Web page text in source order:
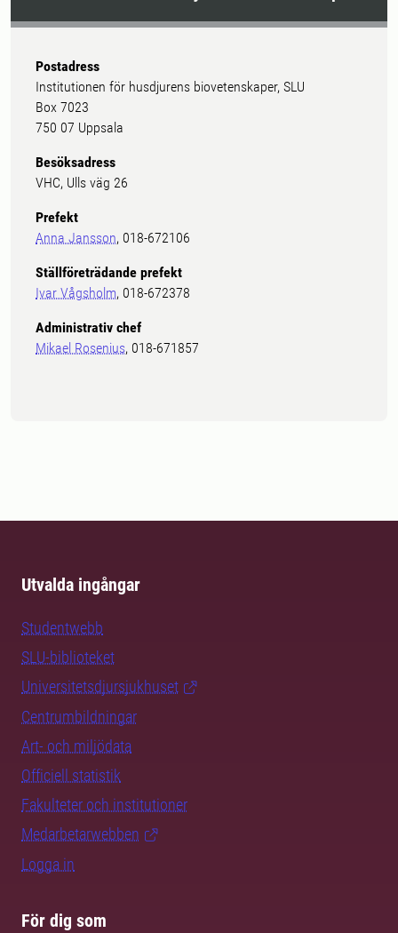
Postadress
Institutionen för husdjurens biovetenskaper, SLU
Box 7023
750 07 Uppsala
Besöksadress
VHC, Ulls väg 26
Prefekt
Anna Jansson, 018-672106
Ställföreträdande prefekt
Ivar Vågsholm, 018-672378
Administrativ chef
Mikael Rosenius, 018-671857
Utvalda ingångar
Studentwebb
SLU-biblioteket
Universitetsdjursjukhuset
Centrumbildningar
Art- och miljödata
Officiell statistik
Fakulteter och institutioner
Medarbetarwebben
Logga in
För dig som